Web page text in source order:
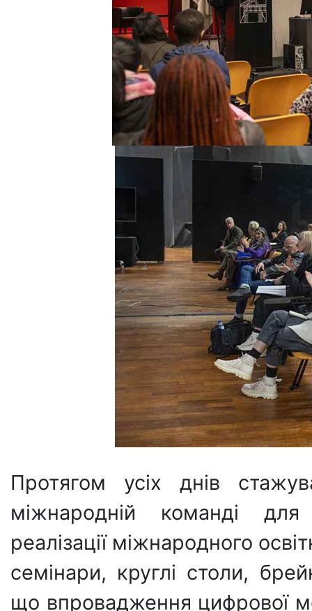
Протягом усіх днів
міжнародній команді
реалізації міжнародного
семінари, круглі столи,
що впровадження цифрової